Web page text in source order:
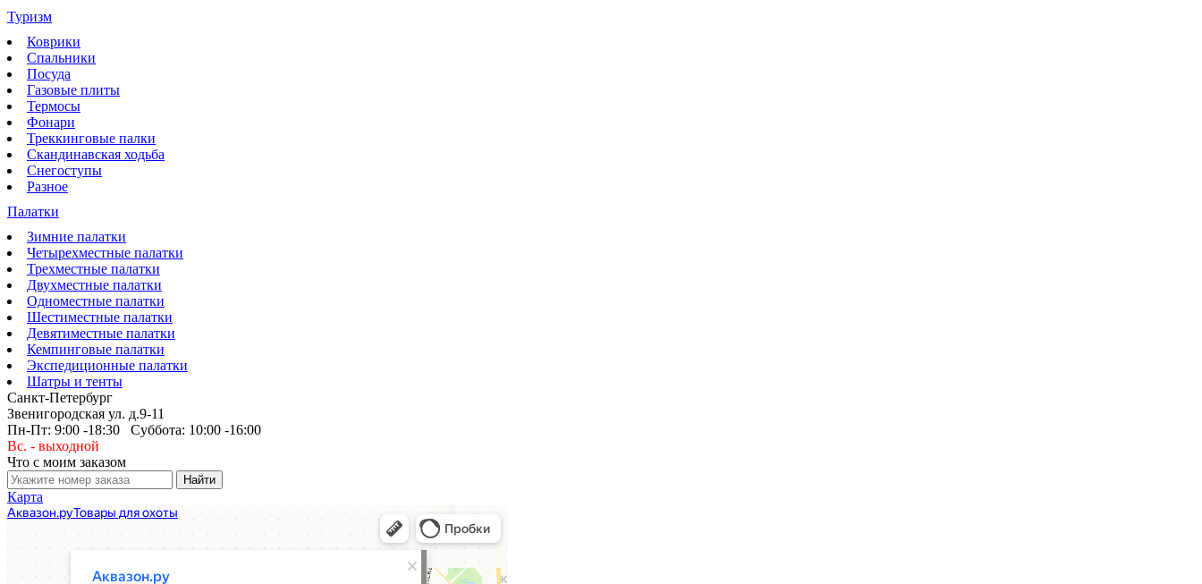
Туризм
Коврики
Спальники
Посуда
Газовые плиты
Термосы
Фонари
Треккинговые палки
Скандинавская ходьба
Снегоступы
Разное
Палатки
Зимние палатки
Четырехместные палатки
Трехместные палатки
Двухместные палатки
Одноместные палатки
Шестиместные палатки
Девятиместные палатки
Кемпинговые палатки
Экспедиционные палатки
Шатры и тенты
Санкт-Петербург
Звенигородская ул. д.9-11
Пн-Пт: 9:00 -18:30 Суббота: 10:00 -16:00
Вс. - выходной
Что с моим заказом
Карта